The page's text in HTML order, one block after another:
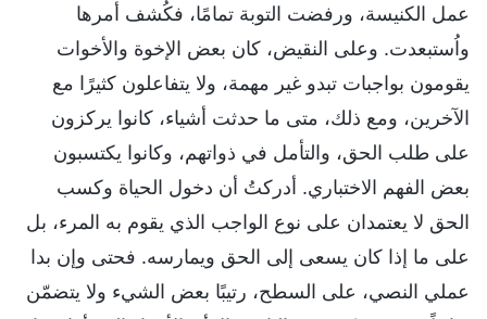
عمل الكنيسة، ورفضت التوبة تمامًا، فكُشف أمرها
واُستبعدت. وعلى النقيض، كان بعض الإخوة والأخوات
يقومون بواجبات تبدو غير مهمة، ولا يتفاعلون كثيرًا مع
الآخرين، ومع ذلك، متى ما حدثت أشياء، كانوا يركزون
على طلب الحق، والتأمل في ذواتهم، وكانوا يكتسبون
بعض الفهم الاختباري. أدركتُ أن دخول الحياة وكسب
الحق لا يعتمدان على نوع الواجب الذي يقوم به المرء، بل
على ما إذا كان يسعى إلى الحق ويمارسه. فحتى وإن بدا
عملي النصي، على السطح، رتيبًا بعض الشيء ولا يتضمّن